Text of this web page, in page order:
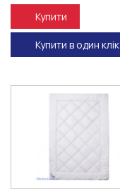
Купити
Купити в один клік